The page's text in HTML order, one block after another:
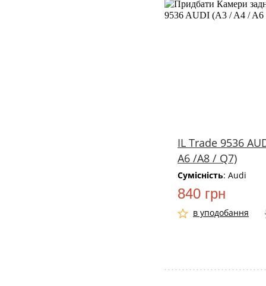
IL Trade 9536
A6 /А8 / Q7)
Сумісність: Audi
840 грн
в уподобання